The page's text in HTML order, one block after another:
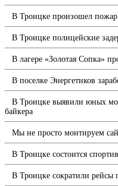
В Троицке произошел
В Троицке полицейские
В лагере «Золотая Сопка»
В поселке Энергетиков
В Троицке выявили юных
байкера
Мы не просто монтируем
В Троицке состоится
В Троицке сократили